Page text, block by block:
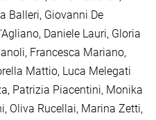
Balleri, Giovanni De
Daniele Lauri, Gloria
Francesca Mariano,
Mattio, Luca Melegati
Patrizia Piacentini, Monika
Oliva Rucellai, Marina Zetti,